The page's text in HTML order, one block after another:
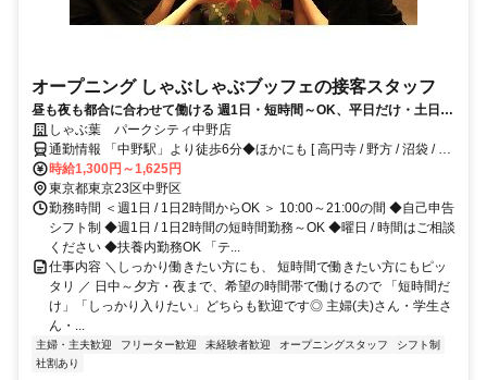
オープニング しゃぶしゃぶブッフェの接客スタッフ
昼も夜も都合に合わせて働ける 週1日・短時間～OK、平日だけ・土日だ
けも歓迎 【食事補助】＆【25％割引券】あり◎未経験でも安心スタート
しゃぶ葉 パークシティ中野店
通勤情報 「中野駅」より徒歩6分◆ほかにも [ 高円寺 / 野方 / 沼袋 / 新
井薬師 ] からも自転車で5～10分程度!!※自転車通勤OK
時給1,300円～1,625円
東京都東京23区中野区
勤務時間 ＜週1日 / 1日2時間からOK ＞ 10:00～21:00の間 ◆自己申告
シフト制 ◆週1日 / 1日2時間の短時間勤務～OK ◆曜日 / 時間はご相談
ください ◆扶養内勤務OK 「テ...
仕事内容 ＼しっかり働きたい方にも、 短時間で働きたい方にもピッ
タリ ／ 日中～夕方・夜まで、希望の時間帯で働けるので 「短時間だ
け」「しっかり入りたい」どちらも歓迎です◎ 主婦(夫)さん・学生さ
ん・...
主婦・主夫歓迎 フリーター歓迎 未経験者歓迎 オープニングスタッフ
シフト制
社割あり